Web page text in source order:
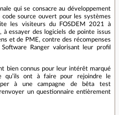
qui se consacre au développement
source ouvert pour les systèmes
les visiteurs du FOSDEM 2021 à
essayer des logiciels de pointe issus
et de PME, contre des récompenses
Ranger valorisant leur profil
bien connus pour leur intérêt marqué
qu’ils ont à faire pour rejoindre le
à une campagne de bêta test
un questionnaire entièrement